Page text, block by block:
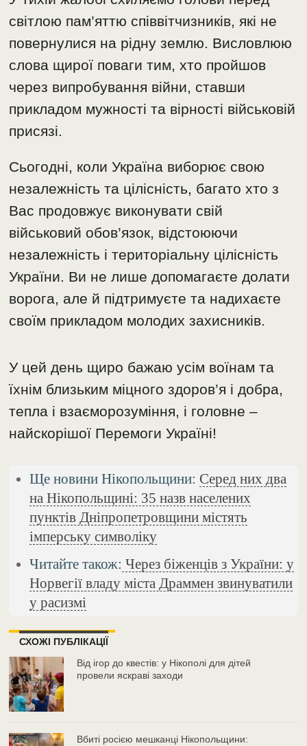
світлою пам’яттю співвітчизників, які не
повернулися на рідну землю. Висловлюю
слова щирої поваги тим, хто пройшов
через випробування війни, ставши
прикладом мужності та вірності військовій
присязі.
Сьогодні, коли Україна виборює свою
незалежність та цілісність, багато хто з
Вас продовжує виконувати свій
військовий обов’язок, відстоюючи
незалежність і територіальну цілісність
України. Ви не лише допомагаєте долати
ворога, але й підтримуєте та надихаєте
своїм прикладом молодих захисників.
У цей день щиро бажаю усім воїнам та
їхнім близьким міцного здоров’я і добра,
тепла і взаєморозуміння, і головне –
найскорішої Перемоги Україні!
Ще новини Нікопольщини: Серед них два
на Нікопольщині: 35 назв населених
пунктів Дніпропетровщини містять
імперську символіку
Читайте також: Через біженців з України: у
Норвегії владу міста Драммен звинуватили
у расизмі
СХОЖІ ПУБЛІКАЦІЇ
Від ігор до квестів: у Нікополі для дітей
провели яскраві заходи
Вбиті росією мешканці Нікопольщини: